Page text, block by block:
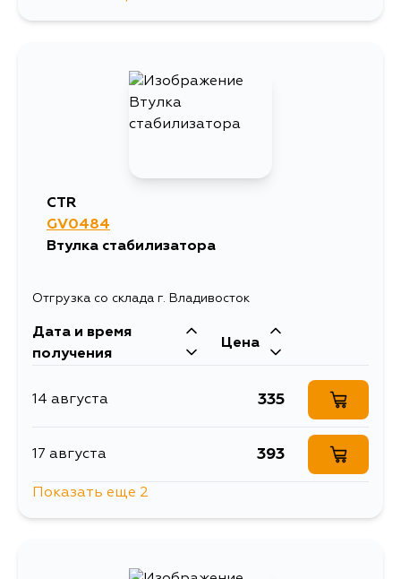
CTR
GV0484
Втулка стабилизатора
Отгрузка со склада г. Владивосток
Дата и время
получения
Цена
14 августа 335
17 августа 393
Показать еще 2